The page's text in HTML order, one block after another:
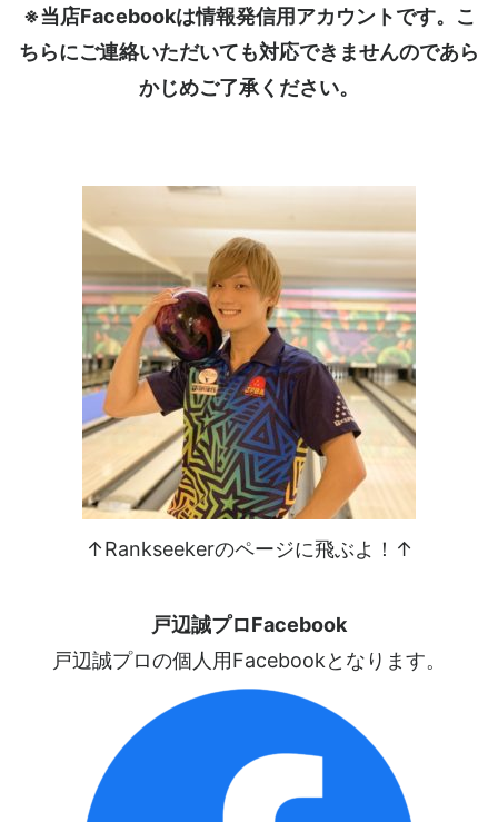
※当店Facebookは情報発信用アカウントです。こ
ちらにご連絡いただいても対応できませんのであら
かじめご了承ください。
↑Rankseekerのページに飛ぶよ！↑
戸辺誠プロFacebook
戸辺誠プロの個人用Facebookとなります。